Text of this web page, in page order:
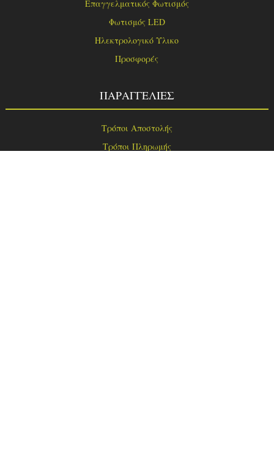
Επαγγελματικός Φωτισμός
Φωτισμός LED
Ηλεκτρολογικό Υλικο
Προσφορές
ΠΑΡΑΓΓΕΛΙΕΣ
Τρόποι Αποστολής
Τρόποι Πληρωμής